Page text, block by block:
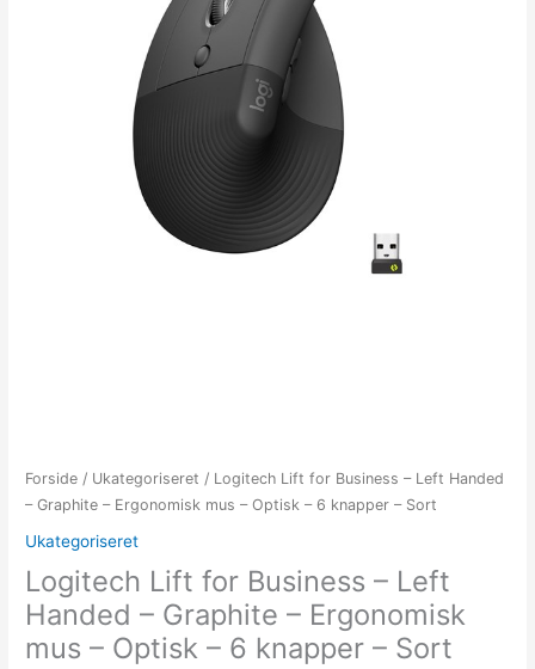
Forside / Ukategoriseret / Logitech Lift for Business – Left Handed
– Graphite – Ergonomisk mus – Optisk – 6 knapper – Sort
Ukategoriseret
Logitech Lift for Business – Left
Handed – Graphite – Ergonomisk
mus – Optisk – 6 knapper – Sort